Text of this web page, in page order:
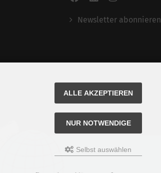
Newsletter abonnieren
ALLE AKZEPTIEREN
NUR NOTWENDIGE
Selbst auswählen